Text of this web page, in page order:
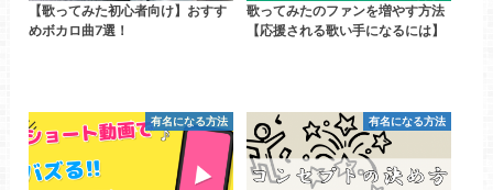
【歌ってみた初心者向け】おすす
めボカロ曲7選！
歌ってみたのファンを増やす方法
【応援される歌い手になるには】
有名になる方法 有名になる方法